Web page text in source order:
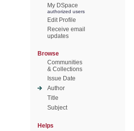
My DSpace
authorized users
Edit Profile
Receive email
updates
Browse
Communities
& Collections
Issue Date
Author
Title
Subject
Helps